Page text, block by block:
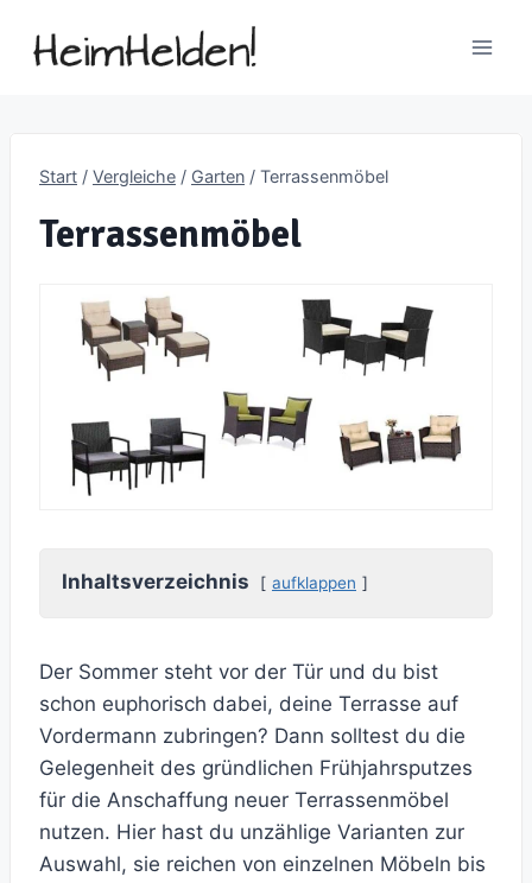
Inhalt
Start / Vergleiche / Garten / Terrassenmöbel
Terrassenmöbel
Inhaltsverzeichnis aufklappen
Der Sommer steht vor der Tür und du bist
schon euphorisch dabei, deine Terrasse auf
Vordermann zubringen? Dann solltest du die
Gelegenheit des gründlichen Frühjahrsputzes
für die Anschaffung neuer Terrassenmöbel
nutzen. Hier hast du unzählige Varianten zur
Auswahl, sie reichen von einzelnen Möbeln bis